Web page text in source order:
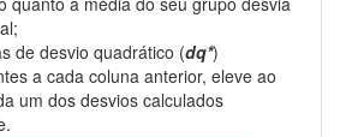
de desvio quadrático (dq*)
a cada coluna anterior, eleve ao
um dos desvios calculados